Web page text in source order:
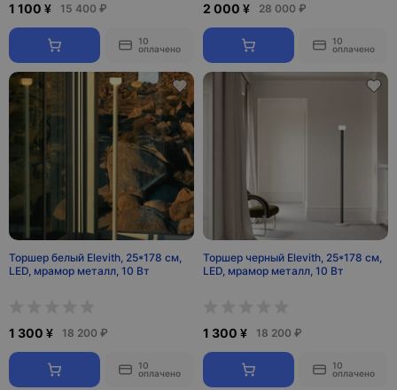
1 100 ¥ 15 400 ₽
10
оплачено
2 000 ¥ 28 000 ₽
10
оплачено
Торшер белый Elevith, 25*178 см,
LED, мрамор металл, 10 Вт
1 300 ¥ 18 200 ₽
10
оплачено
Торшер черный Elevith, 25*178 см,
LED, мрамор металл, 10 Вт
1 300 ¥ 18 200 ₽
10
оплачено